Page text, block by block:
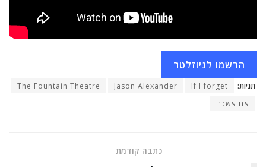
הרשמו לניוזלטר
תגיות: If I forget
Jason Alexander
The Fountain Theatre
אם אשכח
כתבה קודמת